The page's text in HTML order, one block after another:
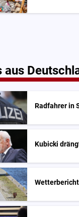
aus
Radfahrer in
Kubicki